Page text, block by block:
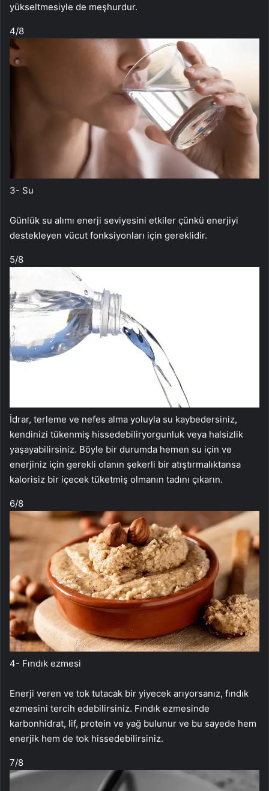
yükseltmesiyle de meşhurdur.
4/8
3- Su
Günlük su alımı enerji seviyesini etkiler çünkü enerjiyi
destekleyen vücut fonksiyonları için gereklidir.
5/8
İdrar, terleme ve nefes alma yoluyla su kaybedersiniz,
kendinizi tükenmiş hissedebiliryorgunluk veya halsizlik
yaşayabilirsiniz. Böyle bir durumda hemen su için ve
enerjiniz için gerekli olanın şekerli bir atıştırmalıktansa
kalorisiz bir içecek tüketmiş olmanın tadını çıkarın.
6/8
4- Fındık ezmesi
Enerji veren ve tok tutacak bir yiyecek arıyorsanız, fındık
ezmesini tercih edebilirsiniz. Fındık ezmesinde
karbonhidrat, lif, protein ve yağ bulunur ve bu sayede hem
enerjik hem de tok hissedebilirsiniz.
7/8